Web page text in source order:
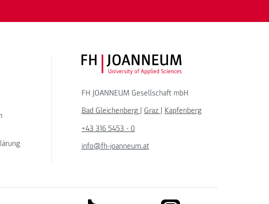
FH JOANNEUM Logo
FH JOANNEUM Gesellschaft mbH
Bad Gleichenberg
Graz
Kapfenberg
+43 316 5453 - 0
info@fh-joanneum.at